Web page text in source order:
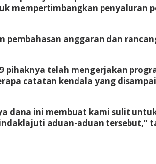
mempertimbangkan penyaluran
anggaran dan
pihaknya telah mengerjakan
catatan kendala yang
dana ini membuat kami sulit
aduan-aduan tersebut,”